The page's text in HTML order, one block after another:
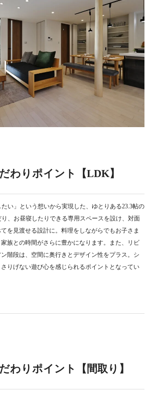
わりポイント【LDK】
たい」という想いから実現した、ゆとりある23.3帖の
、お昼寝したりできる専用スペースを設け、対面
を見渡せる設計に。料理をしながらでもお子さま
族との時間がさらに豊かになります。また、リビ
階段は、空間に奥行きとデザイン性をプラス。シ
りげない遊び心を感じられるポイントとなってい
わりポイント【間取り】